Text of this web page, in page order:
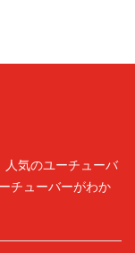
人気のユーチューバ
チューバーがわか